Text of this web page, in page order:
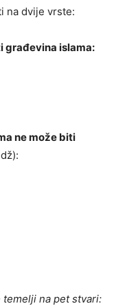
na dvije vrste:
građevina islama:
ne može biti
temelji na pet stvari: